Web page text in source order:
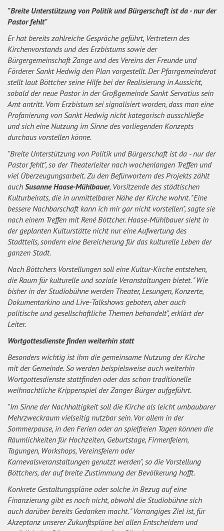
"Breite Unterstützung von Politik und Bürgerschaft ist da - nur der
Pastor fehlt"
Er hat bereits zahlreiche Gespräche geführt, Vertretern des
Kirchenvorstands und des Erzbistums sowie der
Bürgergemeinschaft Zange und des Vereins der Freunde und
Förderer Sankt Hedwig den Plan vorgestellt. Der Pfarrgemeinderat
stellt laut Böttcher seine Hilfe bei der Realisierung in Aussicht,
sobald der neue Pastor in der Großgemeinde Sankt Servatius sein
Amt antritt. Vom Erzbistum sei signalisiert worden, dass man eine
Profanierung von Sankt Hedwig nicht kategorisch ausschließe
und sich eine Nutzung im Sinne des vorliegenden Konzepts
durchaus vorstellen könne.
"Breite Unterstützung von Politik und Bürgerschaft ist da - nur der
Pastor fehlt", so der Theaterleiter nach wochenlangen Treffen und
viel Überzeugungsarbeit. Zu den Befürwortern des Projekts zählt
auch Susanne Haase-Mühlbauer, Vorsitzende des städtischen
Kulturbeirats, die in unmittelbarer Nähe der Kirche wohnt. "Eine
bessere Nachbarschaft kann ich mir gar nicht vorstellen", sagte sie
nach einem Treffen mit René Böttcher. Haase-Mühlbauer sieht in
der geplanten Kulturstätte nicht nur eine Aufwertung des
Stadtteils, sondern eine Bereicherung für das kulturelle Leben der
ganzen Stadt.
Nach Böttchers Vorstellungen soll eine Kultur-Kirche entstehen,
die Raum für kulturelle und soziale Veranstaltungen bietet. "Wie
bisher in der Studiobühne werden Theater, Lesungen, Konzerte,
Dokumentarkino und Live-Talkshows geboten, aber auch
politische und gesellschaftliche Themen behandelt", erklärt der
Leiter.
Wortgottesdienste finden weiterhin statt
Besonders wichtig ist ihm die gemeinsame Nutzung der Kirche
mit der Gemeinde. So werden beispielsweise auch weiterhin
Wortgottesdienste stattfinden oder das schon traditionelle
weihnachtliche Krippenspiel der Zanger Bürger aufgeführt.
"Im Sinne der Nachhaltigkeit soll die Kirche als leicht umbaubarer
Mehrzweckraum vielseitig nutzbar sein. Vor allem in der
Sommerpause, in den Ferien oder an spielfreien Tagen können die
Räumlichkeiten für Hochzeiten, Geburtstage, Firmenfeiern,
Tagungen, Workshops, Vereinsfeiern oder
Karnevalsveranstaltungen genutzt werden", so die Vorstellung
Böttchers, der auf breite Zustimmung der Bevölkerung hofft.
Konkrete Gestaltungspläne oder solche in Bezug auf eine
Finanzierung gibt es noch nicht, obwohl die Studiobühne sich
auch darüber bereits Gedanken macht. "Vorrangiges Ziel ist, für
Akzeptanz unserer Zukunftspläne bei allen Entscheidern und